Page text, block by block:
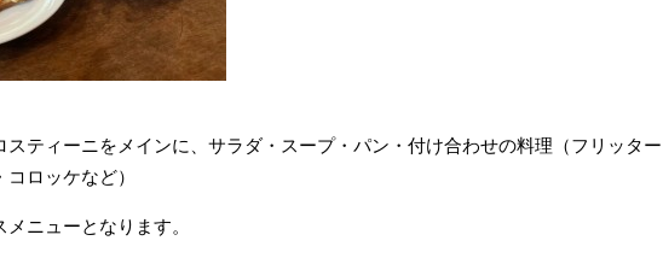
スティーニをメインに、サラダ・スープ・パン・付け合わせの料理（フリッター
ロッケなど）
ニューとなります。